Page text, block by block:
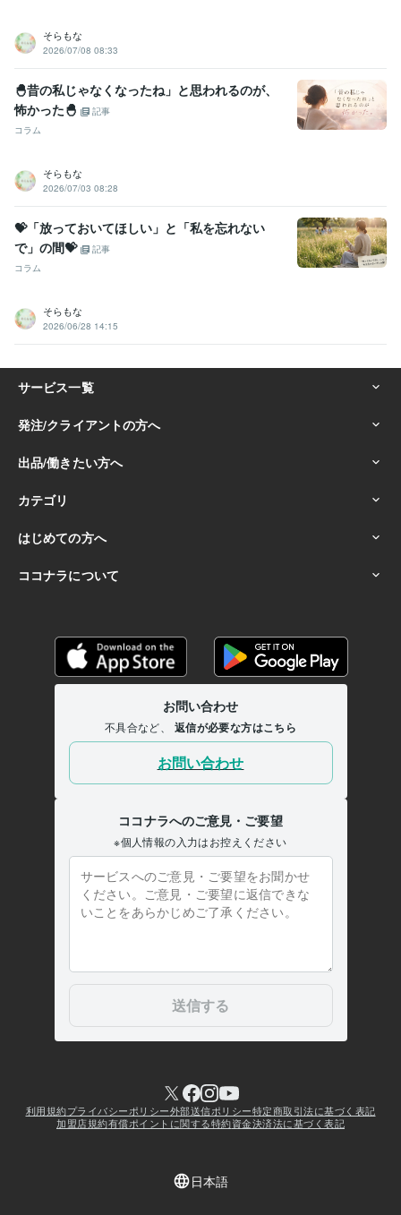
そらもな
2026/07/08 08:33
🐣昔の私じゃなくなったね」と思われるのが、
怖かった🐣
記事
コラム
そらもな
2026/07/03 08:28
💝「放っておいてほしい」と「私を忘れない
で」の間💝
記事
コラム
そらもな
2026/06/28 14:15